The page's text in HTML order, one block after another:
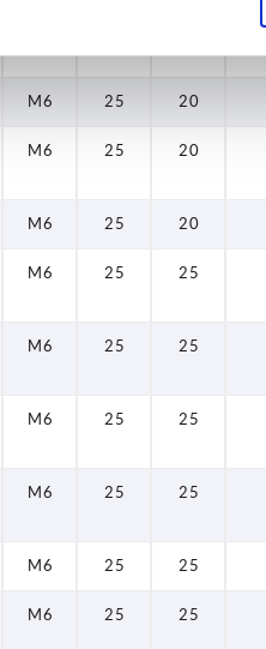
M6 25 20
M6 25 20
M6 25 20
M6 25 25
M6 25 25
M6 25 25
M6 25 25
M6 25 25
M6 25 25